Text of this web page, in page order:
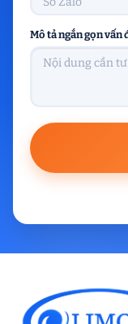
Mô tả ngắn gọn vấn